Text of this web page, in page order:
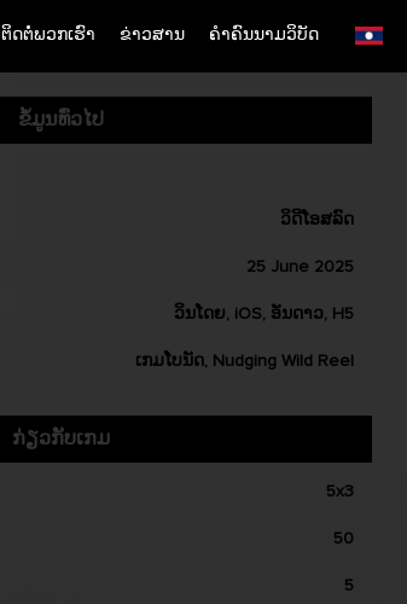
ຕິດຕໍ່ພວກເຮົາ ຂ່າວສານ ຄຳຄົນນາມວິບັດ
Traditional Chinese
Phillipines
Korean
Cambodia
Burmese
ຂໍ້ມູນທົ່ວໄປ
ວິດີໂອສລົດ
25 June 2025
ວິນໂດຍ, iOS, ອັນດາວ, H5
ເກມໂບນັດ, Nudging Wild Reel
ກ່ຽວກັບເກມ
5x3
50
5